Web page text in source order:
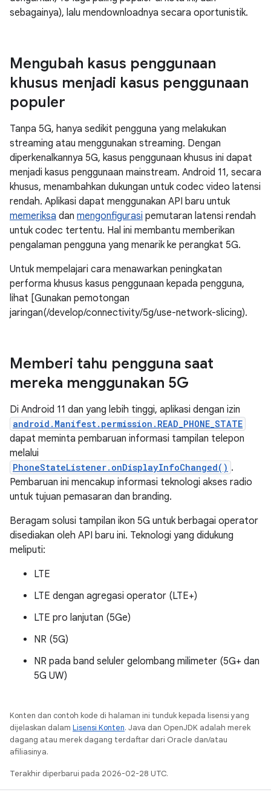
sebagainya), lalu mendownloadnya secara oportunistik.
Mengubah kasus penggunaan
khusus menjadi kasus penggunaan
populer
Tanpa 5G, hanya sedikit pengguna yang melakukan
streaming atau menggunakan streaming. Dengan
diperkenalkannya 5G, kasus penggunaan khusus ini dapat
menjadi kasus penggunaan mainstream. Android 11, secara
khusus, menambahkan dukungan untuk codec video latensi
rendah. Aplikasi dapat menggunakan API baru untuk
memeriksa dan mengonfigurasi pemutaran latensi rendah
untuk codec tertentu. Hal ini membantu memberikan
pengalaman pengguna yang menarik ke perangkat 5G.
Untuk mempelajari cara menawarkan peningkatan
performa khusus kasus penggunaan kepada pengguna,
lihat [Gunakan pemotongan
jaringan(/develop/connectivity/5g/use-network-slicing).
Memberi tahu pengguna saat
mereka menggunakan 5G
Di Android 11 dan yang lebih tinggi, aplikasi dengan izin
android.Manifest.permission.READ_PHONE_STATE
dapat meminta pembaruan informasi tampilan telepon
melalui
PhoneStateListener.onDisplayInfoChanged() .
Pembaruan ini mencakup informasi teknologi akses radio
untuk tujuan pemasaran dan branding.
Beragam solusi tampilan ikon 5G untuk berbagai operator
disediakan oleh API baru ini. Teknologi yang didukung
meliputi:
LTE
LTE dengan agregasi operator (LTE+)
LTE pro lanjutan (5Ge)
NR (5G)
NR pada band seluler gelombang milimeter (5G+ dan
5G UW)
Konten dan contoh kode di halaman ini tunduk kepada lisensi yang
dijelaskan dalam Lisensi Konten. Java dan OpenJDK adalah merek
dagang atau merek dagang terdaftar dari Oracle dan/atau
afiliasinya.
Terakhir diperbarui pada 2026-02-28 UTC.